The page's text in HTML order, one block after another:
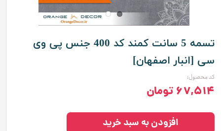
تسمه 5 سانت کمند کد 400 جنس پی وی
سی [انبار اصفهان]
کد محصول:
۶۷,۵۱۴ تومان
افزودن به سبد خرید